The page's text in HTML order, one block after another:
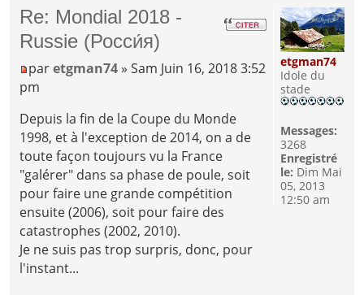
Re: Mondial 2018 -
Russie (Росси́я)
paretgman74 » Sam Juin 16, 2018 3:52
pm
Depuis la fin de la Coupe du Monde
1998, et à l'exception de 2014, on a de
toute façon toujours vu la France
"galérer" dans sa phase de poule, soit
pour faire une grande compétition
ensuite (2006), soit pour faire des
catastrophes (2002, 2010).
Je ne suis pas trop surpris, donc, pour
l'instant...
etgman74
Idole du
stade
Messages:
3268
Enregistré
le: Dim Mai
05, 2013
12:50 am